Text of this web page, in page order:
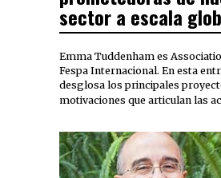
sector a escala
Emma Tuddenham es
Fespa Internacional. En esta
desglosa los principales
motivaciones que articulan las